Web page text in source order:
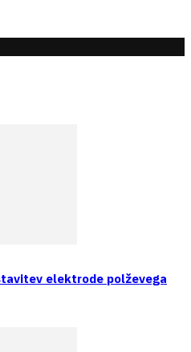
elektrode polževega